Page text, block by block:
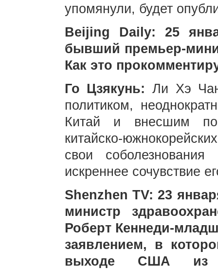
упомянули, будет
Beijing Daily: 25
бывший премьер-
Как это
Го Цзякунь: Ли Хэ
политиком,
Китай и внесшим
китайско-
свои
искреннее сочувствие
Shenzhen TV: 23
министр
Роберт Кеннеди-
заявлением, в
выходе США из